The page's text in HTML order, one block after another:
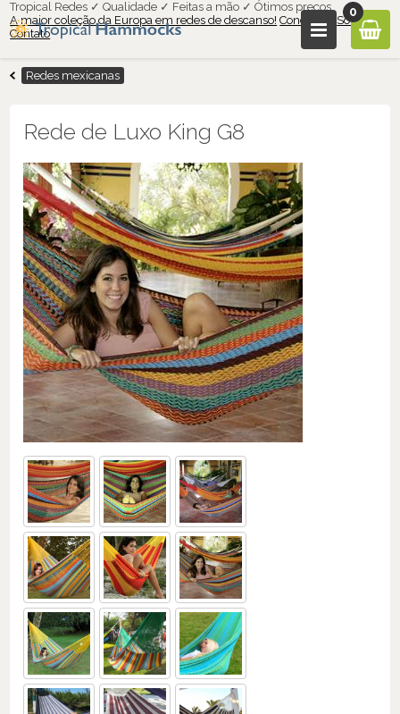
Tropical Redes ✓ Qualidade ✓ Feitas a mão ✓ Ótimos preços
A maior coleção da Europa em redes de descanso! Condições
Sobre nós
Contato
0
Redes mexicanas
Rede de Luxo King G8